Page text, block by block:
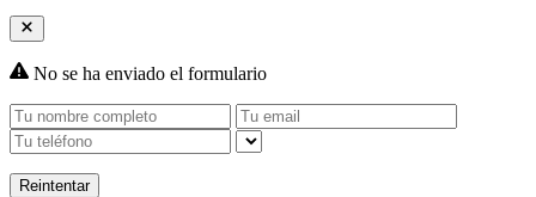
No se ha enviado el formulario
Reintentar